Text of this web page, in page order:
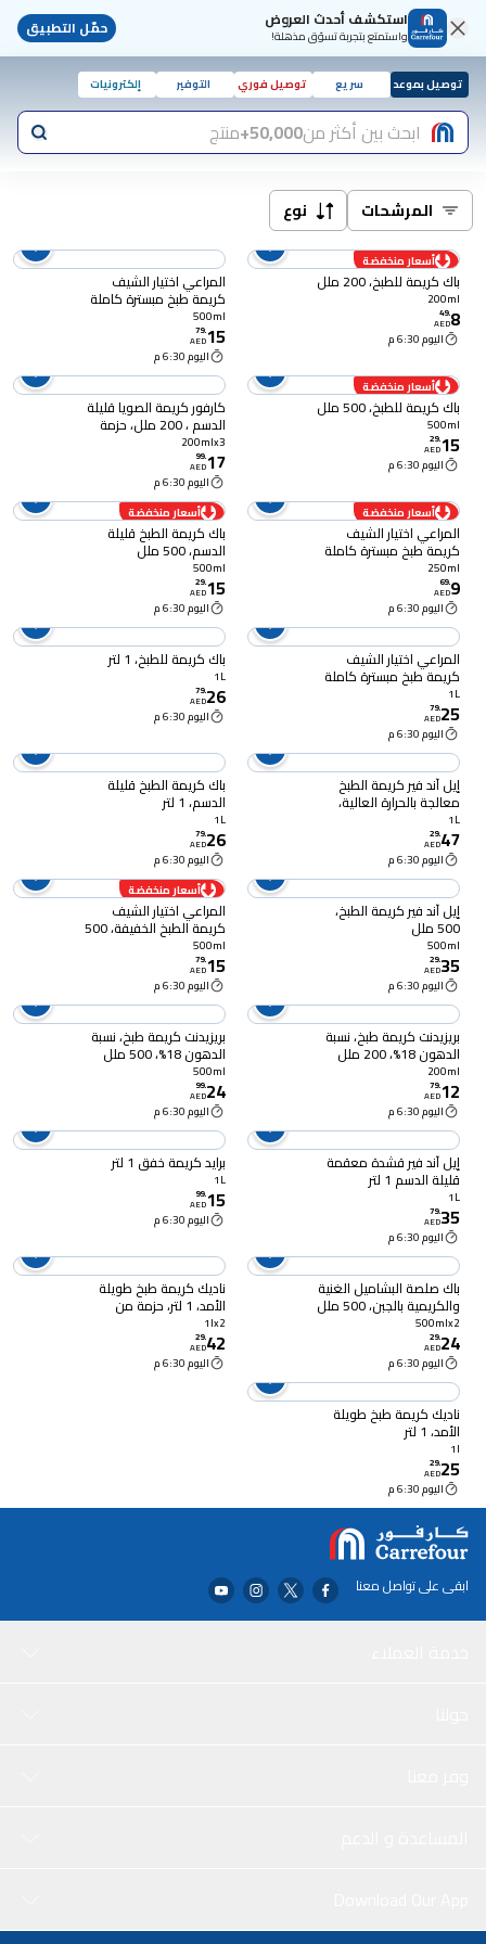
استكشف أحدث العروض
واستمتع بتجربة تسوّق مذهلة! حمّل التطبيق
توصيل بموعد سريع توصيل فوري التوفير إلكترونيات
ابحث بين أكثر من50,000+ منتج
المرشحات نوع
أسعار منخفضة
باك كريمة للطبخ، 200 ملل
200ml
8
.
49
AED
اليوم 6:30 م
المراعي اختيار الشيف
كريمة طبخ مبسترة كاملة
الدسم، 500 ملل
500ml
15
.
79
AED
اليوم 6:30 م
أسعار منخفضة
باك كريمة للطبخ، 500 ملل
500ml
15
.
29
AED
اليوم 6:30 م
كارفور كريمة الصويا قليلة
الدسم ، 200 ملل، حزمة
من 3
200mlx3
17
.
99
AED
اليوم 6:30 م
أسعار منخفضة
المراعي اختيار الشيف
كريمة طبخ مبسترة كاملة
الدسم، 250 ملل
250ml
9
.
69
AED
اليوم 6:30 م
أسعار منخفضة
باك كريمة الطبخ قليلة
الدسم، 500 ملل
500ml
15
.
29
AED
اليوم 6:30 م
المراعي اختيار الشيف
كريمة طبخ مبسترة كاملة
الدسم، 1 لتر1L
25
.
79
AED
اليوم 6:30 م
باك كريمة للطبخ، 1 لتر
1L
26
.
79
AED
اليوم 6:30 م
إيل آند فير كريمة الطبخ
معالجة بالحرارة العالية،
نسبة الدهون 35%، 1 لتر1L
47
.
29
AED
اليوم 6:30 م
باك كريمة الطبخ قليلة
الدسم، 1 لتر
1L
26
.
79
AED
اليوم 6:30 م
إيل آند فير كريمة الطبخ،
500 ملل
500ml
35
.
29
AED
اليوم 6:30 م
أسعار منخفضة
المراعي اختيار الشيف
كريمة الطبخ الخفيفة، 500
ملل
500ml
15
.
79
AED
اليوم 6:30 م
بريزيدنت كريمة طبخ، نسبة
الدهون 18%، 200 ملل
200ml
12
.
79
AED
اليوم 6:30 م
بريزيدنت كريمة طبخ، نسبة
الدهون 18%، 500 ملل
500ml
24
.
99
AED
اليوم 6:30 م
إيل آند فير قشدة معقمة
قليلة الدسم 1 لتر
1L
35
.
79
AED
اليوم 6:30 م
برايد كريمة خفق 1 لتر
1L
15
.
99
AED
اليوم 6:30 م
باك صلصة البشاميل الغنية
والكريمية بالجبن، 500 ملل
حزمة من 2
500mlx2
24
.
29
AED
اليوم 6:30 م
ناديك كريمة طبخ طويلة
الأمد، 1 لتر، حزمة من
قطعتين
1lx2
42
.
29
AED
اليوم 6:30 م
ناديك كريمة طبخ طويلة
الأمد، 1 لتر
1l
25
.
29
AED
اليوم 6:30 م
ابقى على تواصل معنا